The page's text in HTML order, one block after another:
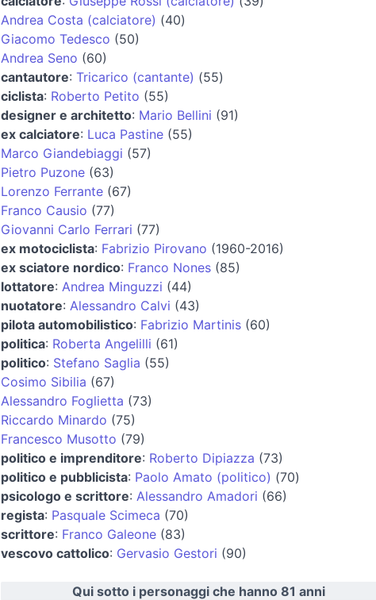
Andrea Costa (calciatore) (40)
Giacomo Tedesco (50)
Andrea Seno (60)
cantautore: Tricarico (cantante) (55)
ciclista: Roberto Petito (55)
designer e architetto: Mario Bellini (91)
ex calciatore: Luca Pastine(55)
Marco Giandebiaggi (57)
Pietro Puzone(63)
Lorenzo Ferrante(67)
Franco Causio (77)
Giovanni Carlo Ferrari (77)
ex motociclista: Fabrizio Pirovano (1960-2016)
ex sciatore nordico: Franco Nones(85)
lottatore: Andrea Minguzzi (44)
nuotatore: Alessandro Calvi (43)
pilota automobilistico: Fabrizio Martinis(60)
politica: Roberta Angelilli (61)
politico: Stefano Saglia (55)
Cosimo Sibilia (67)
Alessandro Foglietta (73)
Riccardo Minardo (75)
Francesco Musotto (79)
politico e imprenditore: Roberto Dipiazza (73)
politico e pubblicista: Paolo Amato (politico) (70)
psicologo e scrittore: Alessandro Amadori (66)
regista: Pasquale Scimeca (70)
scrittore: Franco Galeone(83)
vescovo cattolico: Gervasio Gestori (90)
Qui sotto i personaggi che hanno 81 anni